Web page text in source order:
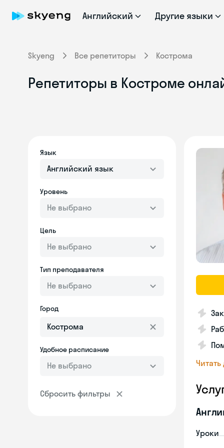
Английский Другие языки
Skyeng Все репетиторы Кострома
Репетиторы в Костроме
Язык
Английский язык
Уровень
Не выбрано
Цель
Не выбрано
Тип преподавателя
Не выбрано
Город
Удобное расписание
Не выбрано
Сбросить фильтры
Уроки